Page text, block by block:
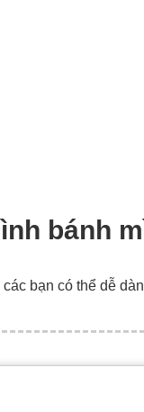
bánh
các bạn có thể dễ